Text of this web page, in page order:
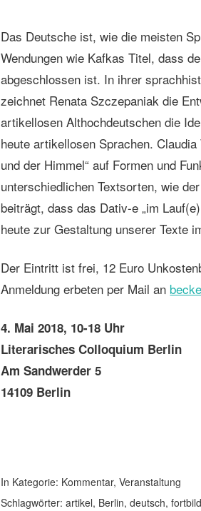
Das Deutsche ist, wie die meisten
Wendungen wie Kafkas Titel, dass
abgeschlossen ist. In ihrer
zeichnet Renata Szczepaniak die
artikellosen Althochdeutschen die
heute artikellosen Sprachen.
und der Himmel“ auf Formen und
unterschiedlichen Textsorten, wie
beiträgt, dass das Dativ-e „im
heute zur Gestaltung unserer Texte
Der Eintritt ist frei, 12 Euro
Anmeldung erbeten per Mail an
4. Mai 2018, 10-18 Uhr
Literarisches Colloquium Berlin
Am Sandwerder 5
14109 Berlin
In Kategorie: Kommentar,Veranstaltung
Schlagwörter:artikel, Berlin,deutsch,